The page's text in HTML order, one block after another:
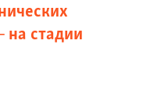
на стадии